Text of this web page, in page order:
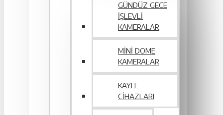
GÜNDÜZ GECE
İŞLEVLI
KAMERALAR
MINI DOME
KAMERALAR
KAYIT
CIHAZLARI